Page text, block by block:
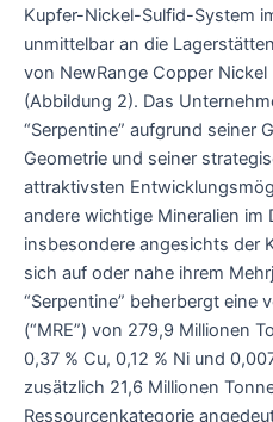
Kupfer-Nickel-Sulfid-System
unmittelbar an die
von NewRange Copper
(Abbildung 2). Das
“Serpentine” aufgrund seiner
Geometrie und seiner
attraktivsten
andere wichtige Mineralien im
insbesondere angesichts der
sich auf oder nahe ihrem
“Serpentine” beherbergt eine
(“MRE”) von 279,9 Millionen
0,37 % Cu, 0,12 % Ni und
zusätzlich 21,6 Millionen
Ressourcenkategorie